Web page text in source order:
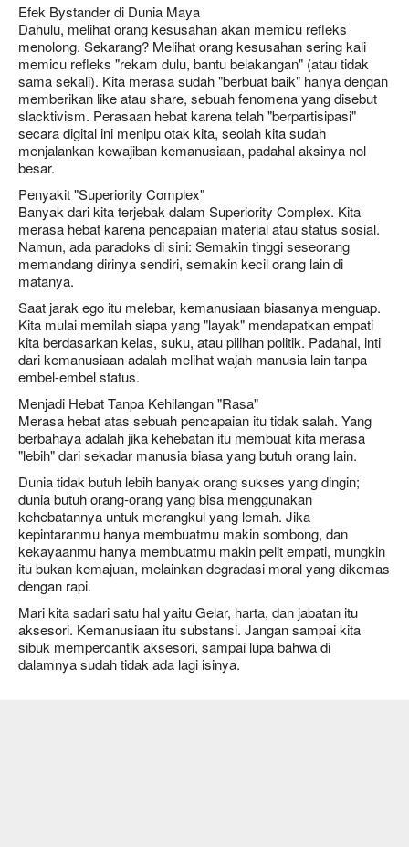
Efek Bystander di Dunia Maya
Dahulu, melihat orang kesusahan akan memicu refleks
menolong. Sekarang? Melihat orang kesusahan sering kali
memicu refleks "rekam dulu, bantu belakangan" (atau tidak
sama sekali). Kita merasa sudah "berbuat baik" hanya dengan
memberikan like atau share, sebuah fenomena yang disebut
slacktivism. Perasaan hebat karena telah "berpartisipasi"
secara digital ini menipu otak kita, seolah kita sudah
menjalankan kewajiban kemanusiaan, padahal aksinya nol
besar.
Penyakit "Superiority Complex"
Banyak dari kita terjebak dalam Superiority Complex. Kita
merasa hebat karena pencapaian material atau status sosial.
Namun, ada paradoks di sini: Semakin tinggi seseorang
memandang dirinya sendiri, semakin kecil orang lain di
matanya.
Saat jarak ego itu melebar, kemanusiaan biasanya menguap.
Kita mulai memilah siapa yang "layak" mendapatkan empati
kita berdasarkan kelas, suku, atau pilihan politik. Padahal, inti
dari kemanusiaan adalah melihat wajah manusia lain tanpa
embel-embel status.
Menjadi Hebat Tanpa Kehilangan "Rasa"
Merasa hebat atas sebuah pencapaian itu tidak salah. Yang
berbahaya adalah jika kehebatan itu membuat kita merasa
"lebih" dari sekadar manusia biasa yang butuh orang lain.
Dunia tidak butuh lebih banyak orang sukses yang dingin;
dunia butuh orang-orang yang bisa menggunakan
kehebatannya untuk merangkul yang lemah. Jika
kepintaranmu hanya membuatmu makin sombong, dan
kekayaanmu hanya membuatmu makin pelit empati, mungkin
itu bukan kemajuan, melainkan degradasi moral yang dikemas
dengan rapi.
Mari kita sadari satu hal yaitu Gelar, harta, dan jabatan itu
aksesori. Kemanusiaan itu substansi. Jangan sampai kita
sibuk mempercantik aksesori, sampai lupa bahwa di
dalamnya sudah tidak ada lagi isinya.